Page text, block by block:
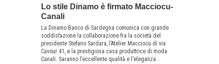
Lo stile Dinamo è firmato Macciocu-
Canali
La Dinamo Banco di Sardegna comunica con grande
soddisfazione la collaborazione fra la società del
presidente Stefano Sardara, l’Atelier Macciocu di via
Cavour 41, e la prestigiosa casa produttrice di moda
Canali. Saranno l’eccellente qualità e l’eleganza...